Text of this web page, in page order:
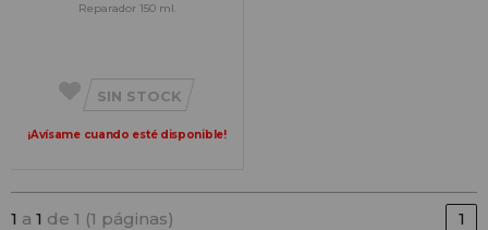
Reparador 150 ml.
SIN STOCK
¡Avísame cuando esté disponible!
1 a 1 de 1 (1 páginas) 1